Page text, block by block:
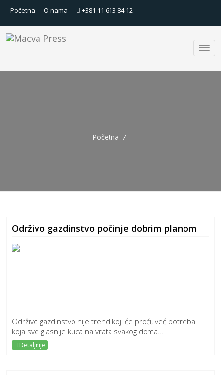
Početna O nama +381 11 613 84 12
Početna /
Održivo gazdinstvo počinje dobrim planom
Održivo gazdinstvo nije trend koji će proći, već potreba
koja sve glasnije kuca na vrata svakog doma...
Detaljnije